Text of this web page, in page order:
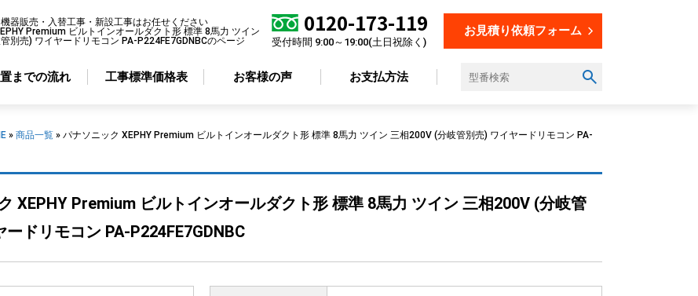
器販売・入替工事・新設工事はお任せください
Premium ビルトインオールダクト形 標準 8馬力 ツイン
別売) ワイヤードリモコン PA-P224FE7GDNBCのページ
0120-173-119
受付時間 9:00～19:00(土日祝除く)
お見積り依頼フォーム
ン形状から選ぶ
カセット4方向
カセット 2方向
省エネ性から選ぶ
標準エアコン
超省エネエアコン
設置場所から選ぶ
オフィス
までの流れ 工事標準価格表 お客様の声 お支払方法
» 商品一覧 » パナソニック XEPHY Premium ビルトインオールダクト形 標準 8馬力 ツイン 三相200V (分岐管別売) ワイヤードリモコン PA-
XEPHY Premium ビルトインオールダクト形 標準 8馬力 ツイン 三相200V (分岐管
ードリモコン PA-P224FE7GDNBC